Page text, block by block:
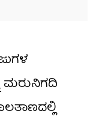
ಮರುನಿಗದಿ